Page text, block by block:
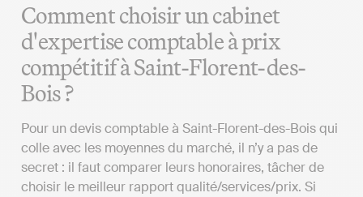
Comment choisir un cabinet
d'expertise comptable à prix
compétitif à Saint-Florent-des-
Bois ?
Pour un devis comptable à Saint-Florent-des-Bois qui
colle avec les moyennes du marché, il n’y a pas de
secret : il faut comparer leurs honoraires, tâcher de
choisir le meilleur rapport qualité/services/prix. Si